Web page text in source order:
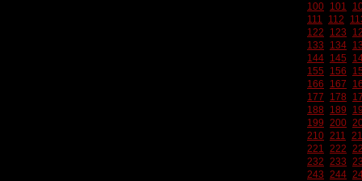
100 101
111
112
122
123
133
134
144 145
155
156
166
167
177
178
188
189
199 200
210 211
221 222
232 233
243 244